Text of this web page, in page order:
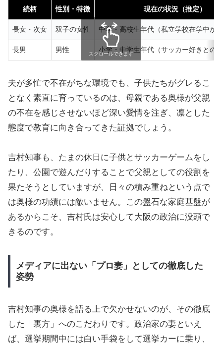
続柄 性別・特徴 現在の状況（推定）
長女・次女 双子の女性 中学・高校生年代（私立学校在学中か
長男 男性 小学・中学生年代（サッカー好きとの
スクロールできます
夫が多忙で不在がちな環境でも、子供たちがグレるこ
となく素直に育っているのは、母親である奥様が父親
の不在を感じさせないほど深い愛情を注ぎ、凛とした
態度で教育に向き合ってきた証拠でしょう。
吉村知事も、たまの休日に子供とサッカーゲームをし
たり、公園で遊んだりすることで父親としての役割を
果たそうとしていますが、日々の積み重ねという点で
は奥様の功績には敵いません。この盤石な家庭基盤が
あるからこそ、吉村氏は安心して大阪の政治に没頭で
きるのです。
メディアに出ない「プロ妻」としての徹底した
姿勢
吉村知事の奥様を語る上で欠かせないのが、その徹底
した「裏方」へのこだわりです。政治家の妻といえ
ば、選挙期間中には白い手袋をして選挙カーに乗り、